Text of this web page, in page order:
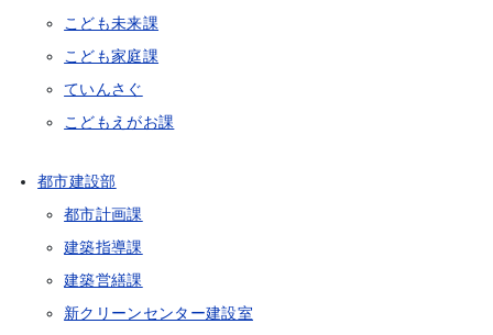
こども未来課
こども家庭課
ていんさぐ
こどもえがお課
都市建設部
都市計画課
建築指導課
建築営繕課
新クリーンセンター建設室